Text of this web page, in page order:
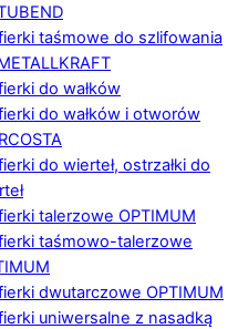
taśmowe do szlifowania
do wałków
do wałków i otworów
do wierteł, ostrzałki do
talerzowe OPTIMUM
taśmowo-talerzowe
dwutarczowe OPTIMUM
uniwersalne z nasadką